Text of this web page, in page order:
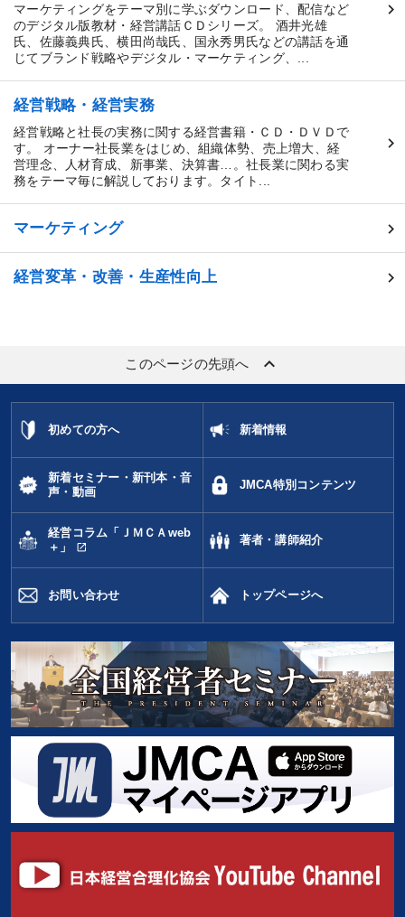
マーケティングをテーマ別に学ぶダウンロード、配信など
のデジタル版教材・経営講話ＣＤシリーズ。 酒井光雄
氏、佐藤義典氏、横田尚哉氏、国永秀男氏などの講話を通
じてブランド戦略やデジタル・マーケティング、...
経営戦略・経営実務
経営戦略と社長の実務に関する経営書籍・ＣＤ・ＤＶＤで
す。 オーナー社長業をはじめ、組織体勢、売上増大、経
営理念、人材育成、新事業、決算書…。社長業に関わる実
務をテーマ毎に解説しております。タイト...
マーケティング
経営変革・改善・生産性向上
このページの先頭へ keyboard_arrow_up
初めての方へ 新着情報
新着セミナー・新刊本・音
声・動画
JMCA特別コンテンツ
経営コラム「ＪＭＣＡweb
＋」
open_in_new
著者・講師紹介
お問い合わせ トップページへ